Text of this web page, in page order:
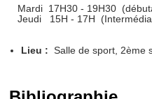
Mardi 17H30 - 19H30
Jeudi 15H - 17H
Lieu : Salle de sport, 2ème